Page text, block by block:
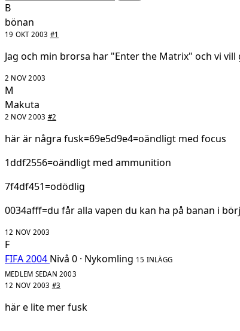
B
bönan
19 OKT 2003 #1
Jag och min brorsa har "Enter the Matrix" och vi vill
2 NOV 2003
M
Makuta
2 NOV 2003 #2
här är några fusk=69e5d9e4=oändligt med focus
1ddf2556=oändligt med ammunition
7f4df451=odödlig
0034afff=du får alla vapen du kan ha på banan i
12 NOV 2003
F
FIFA 2004 Nivå 0 · Nykomling 15 INLÄGG
MEDLEM SEDAN 2003
12 NOV 2003 #3
här e lite mer fusk